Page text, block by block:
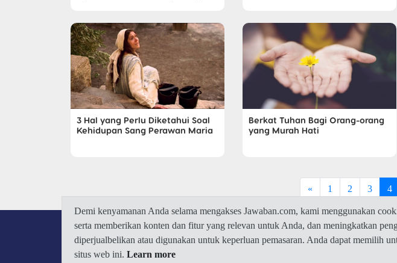
3 Hal yang Perlu Diketahui Soal
Kehidupan Sang Perawan Maria
Berkat Tuhan Bagi Orang-orang
yang Murah Hati
« 1 2 3 4
Demi kenyamanan Anda selama mengakses Jawaban.com, kami menggunakan
serta memberikan konten dan fitur yang relevan untuk Anda, dan meningkatkan
diperjualbelikan atau digunakan untuk keperluan pemasaran. Anda dapat memilih
situs web ini. Learn more
© 2026